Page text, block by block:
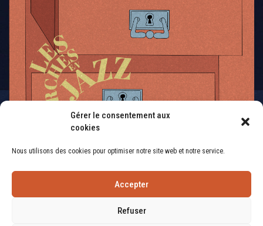
Gérer le consentement aux
cookies
Nous utilisons des cookies pour optimiser notre site web et notre service.
Accepter
Refuser